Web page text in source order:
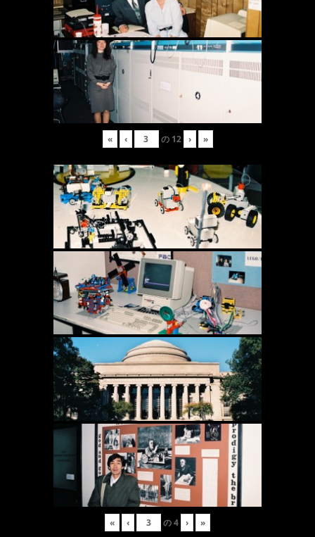
« ‹ の 12 › »
« ‹ の4 › »